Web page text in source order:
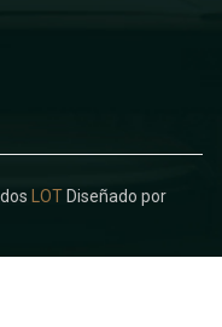
LOTDiseñado por